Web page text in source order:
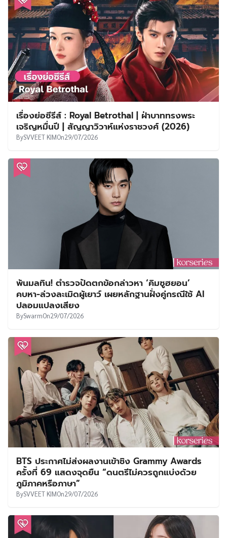
เรื่องย่อซีรีส์ : Royal Betrothal | ฝ่าบาททรงพระ
เจริญหมื่นปี | สัญญาวิวาห์แห่งราชวงศ์ (2026)
BySVVEET KIMOn29/07/2026
พ้นมลทิน! ตำรวจปัดตกข้อกล่าวหา ‘คิมซูฮยอน’
คบหา-ล่วงละเมิดผู้เยาว์ เผยหลักฐานฝั่งคู่กรณีใช้ AI
ปลอมแปลงเสียง
BySwarmOn29/07/2026
BTS ประกาศไม่ส่งผลงานเข้าชิง Grammy Awards
ครั้งที่ 69 แสดงจุดยืน “ดนตรีไม่ควรถูกแบ่งด้วย
ภูมิภาคหรือภาษา”
BySVVEET KIMOn29/07/2026